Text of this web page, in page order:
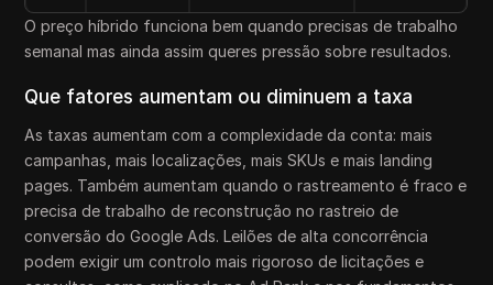
O preço híbrido funciona bem quando precisas de trabalho
semanal mas ainda assim queres pressão sobre resultados.
Que fatores aumentam ou diminuem a taxa
As taxas aumentam com a complexidade da conta: mais
campanhas, mais localizações, mais SKUs e mais landing
pages. Também aumentam quando o rastreamento é fraco e
precisa de trabalho de reconstrução no rastreio de
conversão do Google Ads. Leilões de alta concorrência
podem exigir um controlo mais rigoroso de licitações e